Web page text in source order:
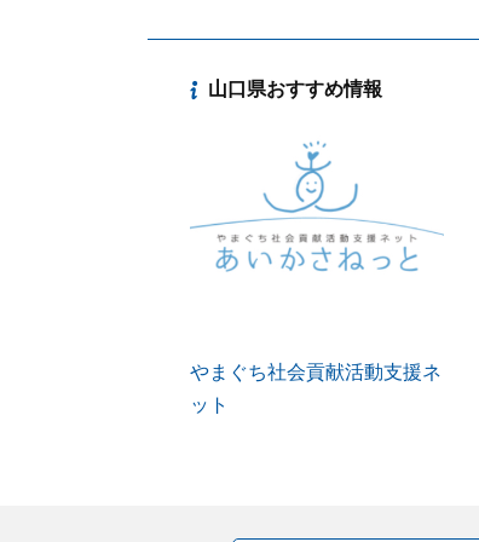
山口県おすすめ情報
やまぐち社会貢献活動支援ネ
ット